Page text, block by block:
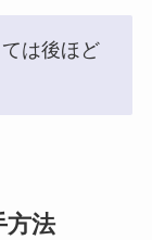
は後ほど
方法